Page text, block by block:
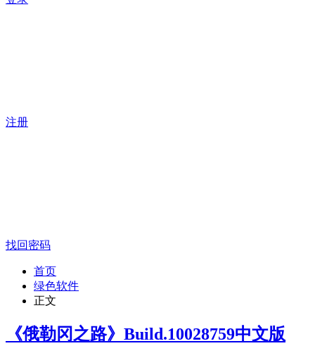
注册
找回密码
首页
绿色软件
正文
《俄勒冈之路》Build.10028759中文版